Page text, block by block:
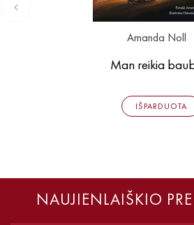
Amanda Noll
Man reikia
IŠPARDUOTA
NAUJIENLAIŠKIO